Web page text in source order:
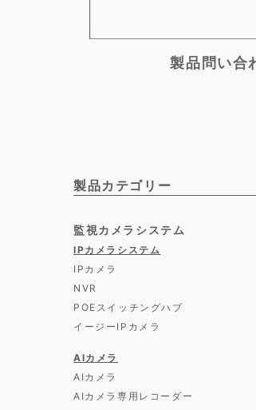
製品問い合
製品カテゴリー
監視カメラシステム
IPカメラシステム
IPカメラ
NVR
POEスイッチングハブ
イージーIPカメラ
AIカメラ
AIカメラ
AIカメラ専用レコーダー